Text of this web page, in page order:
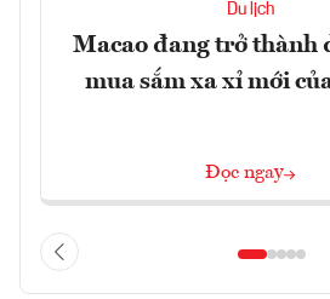
Du lịch
Macao đang trở thành
mua sắm xa xỉ mới
Đọc ngay